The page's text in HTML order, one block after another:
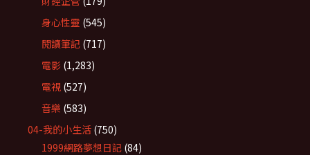
身心性靈 (545)
閱讀筆記 (717)
電影 (1,283)
電視 (527)
音樂 (583)
04-我的小生活 (750)
1999網路夢想日記 (84)